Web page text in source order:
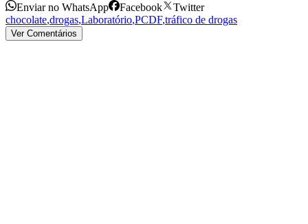
Enviar no WhatsApp Facebook
Twitter
chocolate,drogas,Laboratório,PCDF,tráfico de drogas
Ver Comentários